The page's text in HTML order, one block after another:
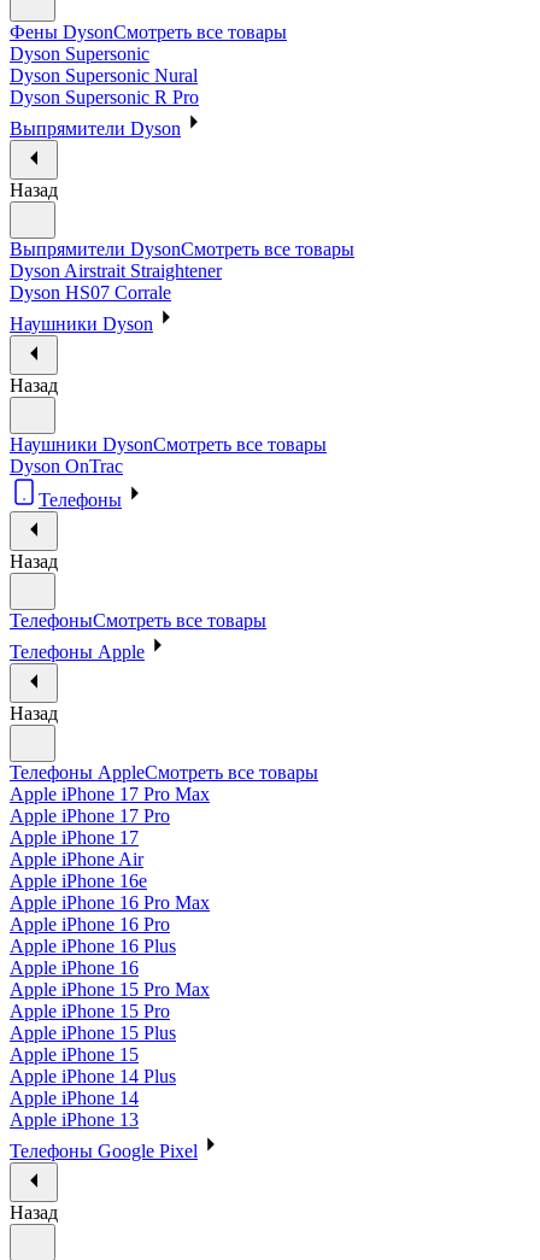
Фены DysonСмотреть все товары
Dyson Supersonic
Dyson Supersonic Nural
Dyson Supersonic R Pro
Выпрямители Dyson
Назад
Выпрямители DysonСмотреть все товары
Dyson Airstrait Straightener
Dyson HS07 Corrale
Наушники Dyson
Назад
Наушники DysonСмотреть все товары
Dyson OnTrac
Телефоны
Назад
ТелефоныСмотреть все товары
Телефоны Apple
Назад
Телефоны AppleСмотреть все товары
Apple iPhone 17 Pro Max
Apple iPhone 17 Pro
Apple iPhone 17
Apple iPhone Air
Apple iPhone 16e
Apple iPhone 16 Pro Max
Apple iPhone 16 Pro
Apple iPhone 16 Plus
Apple iPhone 16
Apple iPhone 15 Pro Max
Apple iPhone 15 Pro
Apple iPhone 15 Plus
Apple iPhone 15
Apple iPhone 14 Plus
Apple iPhone 14
Apple iPhone 13
Телефоны Google Pixel
Назад